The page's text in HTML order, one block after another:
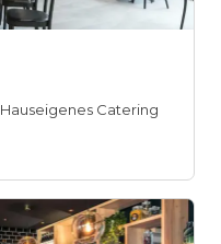
Hauseigenes Catering